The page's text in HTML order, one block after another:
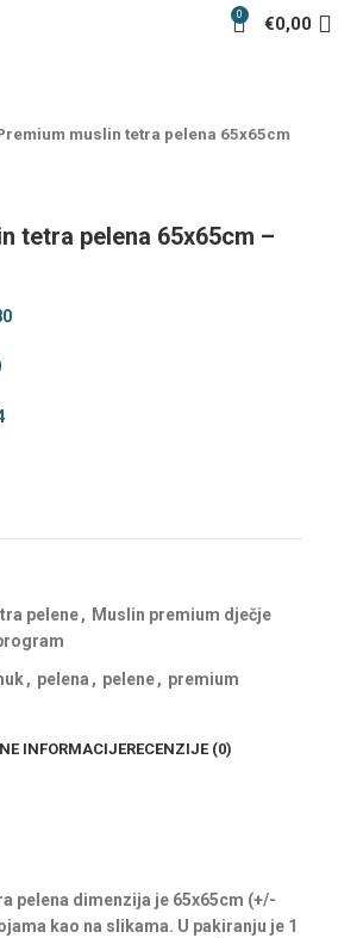
0 €0,00
muslin tetra pelena 65x65cm
tetra pelena 65x65cm –
pelene, Muslin premium dječje
, pelena , pelene, premium
INFORMACIJERECENZIJE (0)
pelena dimenzija je 65x65cm (+/-
kao na slikama. U pakiranju je 1